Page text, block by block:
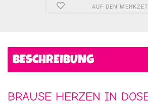
AUF DEN
BESCHREIBUNG
BRAUSE HERZEN IN